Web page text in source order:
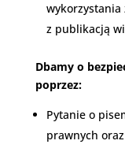
wykorzystania
z publikacją
Dbamy o
poprzez:
Pytanie o
prawnych